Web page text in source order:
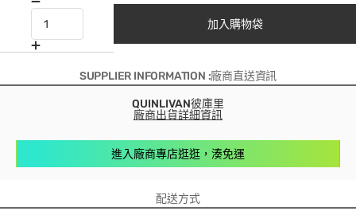
加入購物袋
SUPPLIER INFORMATION :廠商直送資訊
QUINLIVAN彼庫里
廠商出貨詳細資訊
進入廠商專店逛逛，湊免運
配送方式